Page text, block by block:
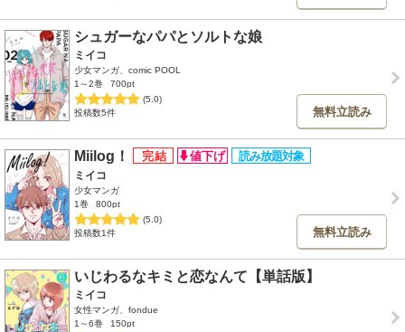
シュガーなパパとソルトな娘
ミイコ
少女マンガ、comic POOL
1～2巻
700pt
(5.0)
投稿数5件
無料立読み
Miilog！
ミイコ
少女マンガ
1巻
800pt
(5.0)
投稿数1件
無料立読み
いじわるなキミと恋なんて【単話版】
ミイコ
女性マンガ、fondue
1～6巻
150pt